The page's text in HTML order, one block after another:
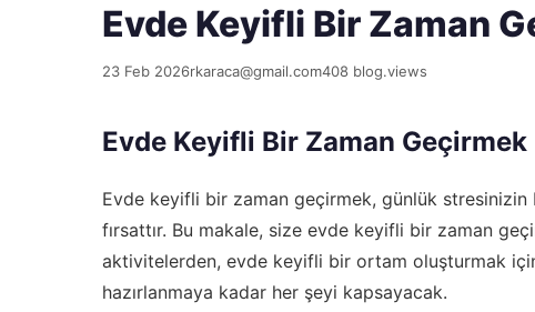
Evde Keyifli Bir Zaman
23 Feb 2026rkaraca@gmail.com408 blog.views
Evde Keyifli Bir Zaman Geçirmek
Evde keyifli bir zaman geçirmek, günlük
fırsattır. Bu makale, size evde keyifli bir zaman
aktivitelerden, evde keyifli bir ortam oluşturmak
hazırlanmaya kadar her şeyi kapsayacak.